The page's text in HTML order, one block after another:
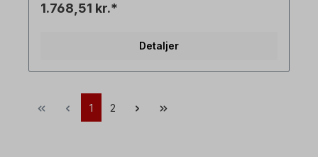
produktbilleder er ikke-bindende eksempler! Der
1.768,51 kr.*
Detaljer
1 2